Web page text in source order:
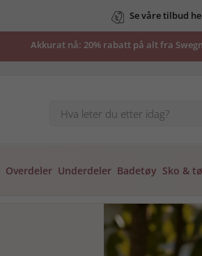
Åpent kjøp i 30 dager –
Akkurat nå: 20% rabatt på alt fra
Overdeler Underdeler Badetøy Sko &